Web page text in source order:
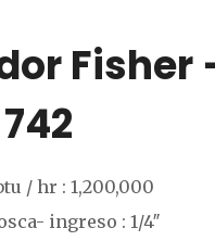
Fisher
/ hr : 1,200,000
ingreso : 1/4″